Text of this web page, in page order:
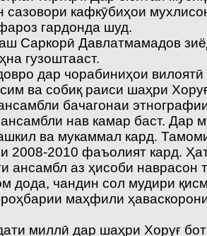
кафкӯбиҳои
гардонда шуд.
Саркорӣ Давлатмамадов
гузоштааст.
дар чорабиниҳои
ва собиқ раиси шаҳри
бачагонаи
нав камар баст.
ва мукаммал кард.
2008-2010 фаъолият кард.
аз ҳисоби наврасон
дода, чандин сол мудири
маҳфили
миллӣ дар шаҳри Хоруғ